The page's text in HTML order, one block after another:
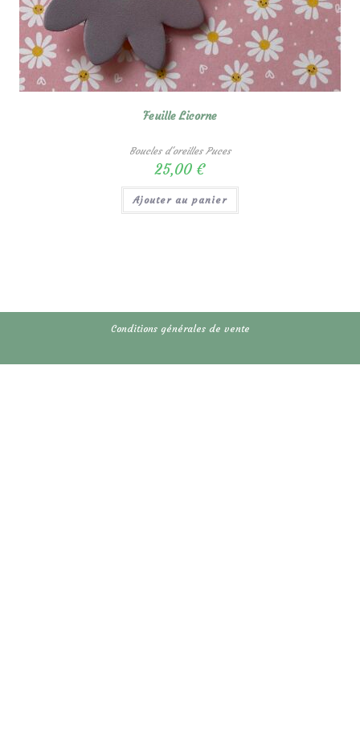
Feuille Licorne
Boucles d'oreilles Puces
25,00 €
Ajouter au panier
Conditions générales de vente